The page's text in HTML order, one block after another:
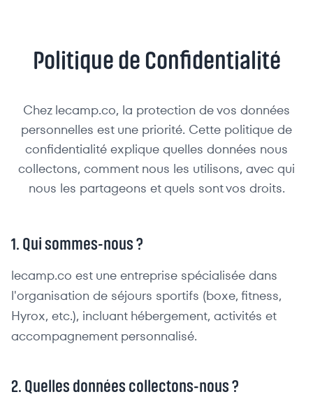
Politique de Confidentialité
Chez lecamp.co, la protection de vos données
personnelles est une priorité. Cette politique de
confidentialité explique quelles données nous
collectons, comment nous les utilisons, avec qui
nous les partageons et quels sont vos droits.
1. Qui sommes-nous ?
lecamp.co est une entreprise spécialisée dans
l'organisation de séjours sportifs (boxe, fitness,
Hyrox, etc.), incluant hébergement, activités et
accompagnement personnalisé.
2. Quelles données collectons-nous ?